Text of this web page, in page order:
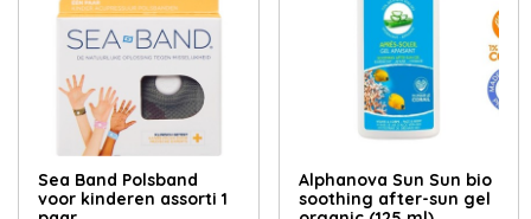
Sea Band Polsband
voor kinderen assorti 1
Alphanova Sun Sun bio
soothing after-sun gel